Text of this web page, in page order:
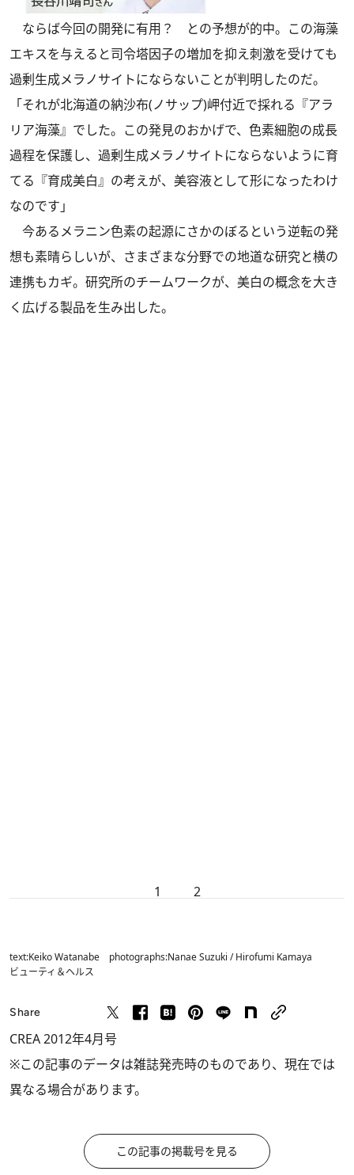
ならば今回の開発に有用？ との予想が的中。この海藻
エキスを与えると司令塔因子の増加を抑え刺激を受けても
過剰生成メラノサイトにならないことが判明したのだ。
「それが北海道の納沙布(ノサップ)岬付近で採れる『アラ
リア海藻』でした。この発見のおかげで、色素細胞の成長
過程を保護し、過剰生成メラノサイトにならないように育
てる『育成美白』の考えが、美容液として形になったわけ
なのです」
今あるメラニン色素の起源にさかのぼるという逆転の発
想も素晴らしいが、さまざまな分野での地道な研究と横の
連携もカギ。研究所のチームワークが、美白の概念を大き
く広げる製品を生み出した。
1 2
text:Keiko Watanabe photographs:Nanae Suzuki / Hirofumi Kamaya
ビューティ＆ヘルス
Share
CREA 2012年4月号
※この記事のデータは雑誌発売時のものであり、現在では
異なる場合があります。
この記事の掲載号を見る